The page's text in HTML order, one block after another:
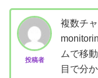
投稿者
複数チ
ムで移
目で分